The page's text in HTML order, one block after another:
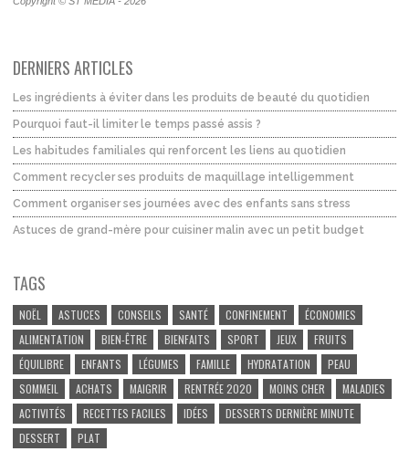
DERNIERS ARTICLES
Les ingrédients à éviter dans les produits de beauté du quotidien
Pourquoi faut-il limiter le temps passé assis ?
Les habitudes familiales qui renforcent les liens au quotidien
Comment recycler ses produits de maquillage intelligemment
Comment organiser ses journées avec des enfants sans stress
Astuces de grand-mère pour cuisiner malin avec un petit budget
TAGS
NOËL ASTUCES CONSEILS SANTÉ CONFINEMENT
ÉCONOMIES
ALIMENTATION
BIEN-ÊTRE BIENFAITS SPORT JEUX
FRUITS
ÉQUILIBRE
ENFANTS LÉGUMES FAMILLE HYDRATATION
PEAU
SOMMEIL
ACHATS MAIGRIR RENTRÉE 2020 MOINS CHER
MALADIES
ACTIVITÉS
RECETTES FACILES IDÉES
DESSERTS DERNIÈRE MINUTE
DESSERT
PLAT